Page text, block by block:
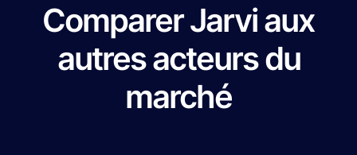
Comparer Jarvi aux
autres acteurs du
marché